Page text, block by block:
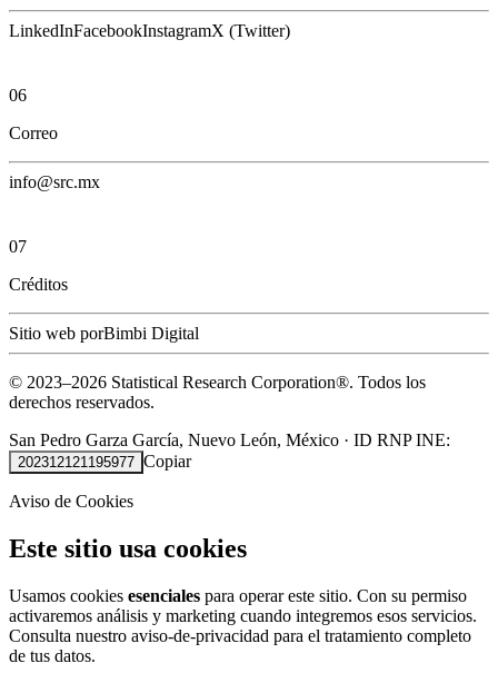
LinkedInFacebookInstagramX (Twitter)
06
Correo
info@src.mx
07
Créditos
Sitio web porBimbi Digital
© 2023–2026 Statistical Research Corporation®. Todos los
derechos reservados.
San Pedro Garza García, Nuevo León, México · ID RNP INE:
202312121195977 Copiar
Aviso de Cookies
Este sitio usa cookies
Usamos cookies esenciales para operar este sitio. Con su permiso
activaremos análisis y marketing cuando integremos esos servicios.
Consulta nuestro aviso-de-privacidad para el tratamiento completo
de tus datos.